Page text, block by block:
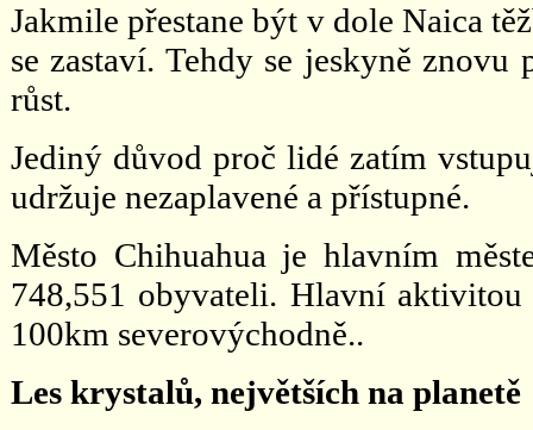
Jakmile přestane být v dole Naica
se zastaví. Tehdy se jeskyně
růst.
Jediný důvod proč lidé zatím
udržuje nezaplavené a přístupné.
Město Chihuahua je hlavním
748,551 obyvateli. Hlavní
100km severovýchodně..
Les krystalů, největších na planetě